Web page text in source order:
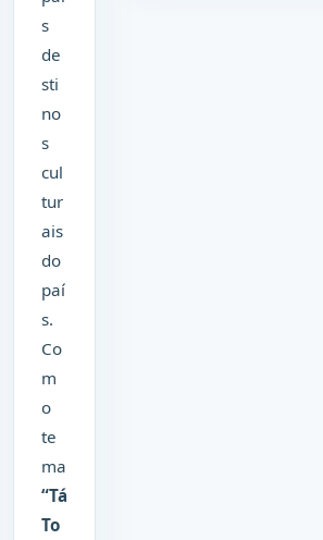
s
de
sti
no
s
cul
tur
ais
do
paí
s.
Co
m
o
te
ma
“Tá
To